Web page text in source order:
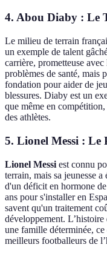
4. Abou Diaby : Le
Le milieu de terrain
un exemple de talent
carrière, prometteuse avec
problèmes de santé, mais
fondation pour aider de
blessures. Diaby est un
que même en
des athlètes.
5. Lionel Messi : Le
Lionel Messi est connu
terrain, mais sa jeunesse
d'un déficit en hormone
ans pour s'installer en
savent qu'un traitement
développement.
une famille déterminée,
meilleurs footballeurs de